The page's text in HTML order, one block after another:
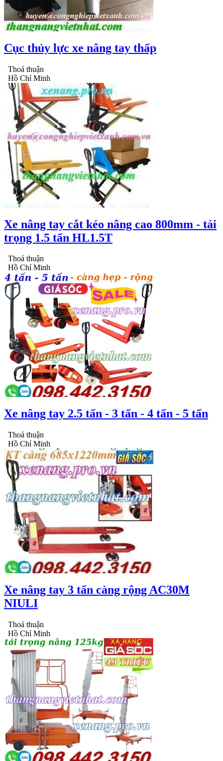
Cục thủy lực xe nâng tay thấp
Thoả thuận
Hồ Chí Minh
Xe nâng tay cắt kéo nâng cao 800mm - tải
trọng 1.5 tấn HL1.5T
Thoả thuận
Hồ Chí Minh
Xe nâng tay 2.5 tấn - 3 tấn - 4 tấn - 5 tấn
Thoả thuận
Hồ Chí Minh
Xe nâng tay 3 tấn càng rộng AC30M
NIULI
Thoả thuận
Hồ Chí Minh